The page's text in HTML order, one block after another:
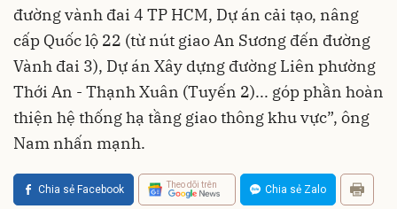
đường vành đai 4 TP HCM, Dự án cải tạo, nâng
cấp Quốc lộ 22 (từ nút giao An Sương đến đường
Vành đai 3), Dự án Xây dựng đường Liên phường
Thới An - Thạnh Xuân (Tuyến 2)... góp phần hoàn
thiện hệ thống hạ tầng giao thông khu vực”, ông
Nam nhấn mạnh.
Chia sẻ Facebook Theo dõi trên Chia sẻ Zalo